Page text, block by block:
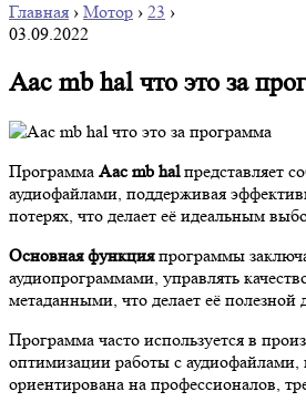
Главная › Мотор › 23 ›
03.09.2022
Aac mb hal что это за
Программа Aac mb halпредставляет
аудиофайлами, поддерживая
потерях, что делает её идеальным
Основная функцияпрограммы
аудиопрограммами, управлять
метаданными, что делает её
Программа часто используется в
оптимизации работы с аудиофайлами,
ориентирована на профессионалов,